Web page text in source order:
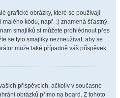
grafické obrázky, které se používají
malého kódu, např. :) znamená šťastný,
smajlíků si můžete prohlédnout přes
se tyto smajlíky nezneužívat, aby se
může také případně váš příspěvek
příspěvcích, ačkoliv v současné
obrázků přímo na board. Z tohoto